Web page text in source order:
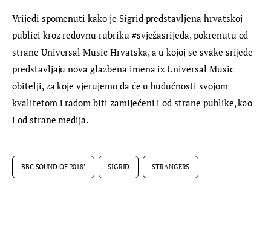
Vrijedi spomenuti kako je Sigrid predstavljena hrvatskoj
publici kroz redovnu rubriku #svježasrijeda, pokrenutu od
strane Universal Music Hrvatska, a u kojoj se svake srijede
predstavljaju nova glazbena imena iz Universal Music
obitelji, za koje vjerujemo da će u budućnosti svojom
kvalitetom i radom biti zamijećeni i od strane publike, kao
i od strane medija.
BBC SOUND OF 2018’ SIGRID STRANGERS